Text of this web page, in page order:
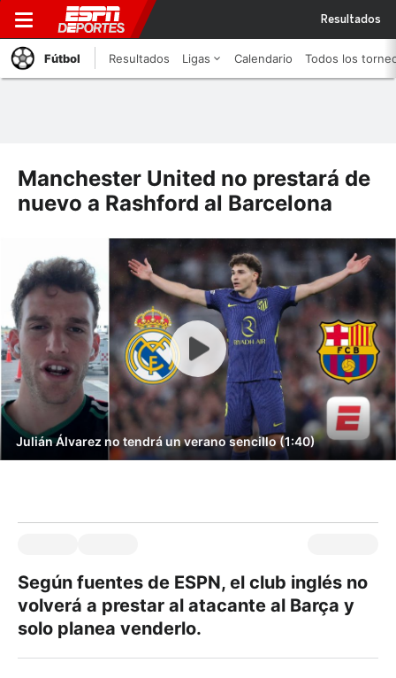
Resultados
Fútbol Resultados Ligas Calendario Todos los
Manchester United no prestará de
nuevo a Rashford al Barcelona
Julián Álvarez no tendrá un verano sencillo (1:40)
Según fuentes de ESPN, el club inglés no
volverá a prestar al atacante al Barça y
solo planea venderlo.